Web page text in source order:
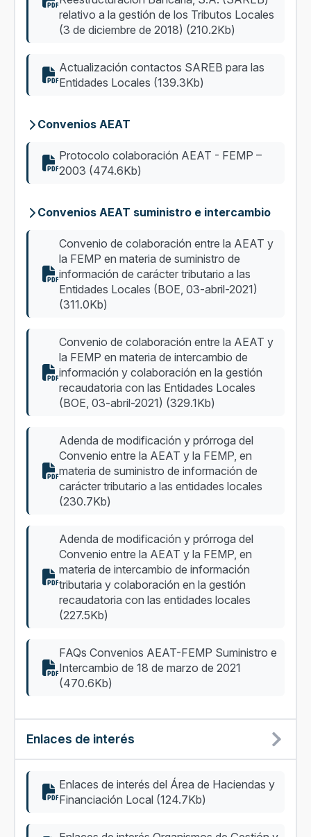
relativo a la gestión de los Tributos Locales
(3 de diciembre de 2018) (210.2Kb)
Actualización contactos SAREB para las
Entidades Locales (139.3Kb)
Convenios AEAT
Protocolo colaboración AEAT - FEMP –
2003 (474.6Kb)
Convenios AEAT suministro e intercambio
Convenio de colaboración entre la AEAT y
la FEMP en materia de suministro de
información de carácter tributario a las
Entidades Locales (BOE, 03-abril-2021)
(311.0Kb)
Convenio de colaboración entre la AEAT y
la FEMP en materia de intercambio de
información y colaboración en la gestión
recaudatoria con las Entidades Locales
(BOE, 03-abril-2021) (329.1Kb)
Adenda de modificación y prórroga del
Convenio entre la AEAT y la FEMP, en
materia de suministro de información de
carácter tributario a las entidades locales
(230.7Kb)
Adenda de modificación y prórroga del
Convenio entre la AEAT y la FEMP, en
materia de intercambio de información
tributaria y colaboración en la gestión
recaudatoria con las entidades locales
(227.5Kb)
FAQs Convenios AEAT-FEMP Suministro e
Intercambio de 18 de marzo de 2021
(470.6Kb)
Enlaces de interés
Enlaces de interés del Área de Haciendas y
Financiación Local (124.7Kb)